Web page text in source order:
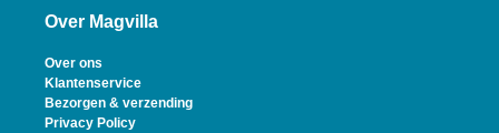
Over Magvilla
Over ons
Klantenservice
Bezorgen & verzending
Privacy Policy